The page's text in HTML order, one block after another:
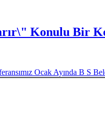
Konulu Bir
Ocak Ayında B S